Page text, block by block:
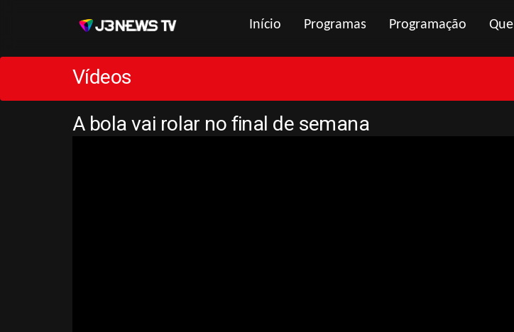
Início Programas Programação
Vídeos
A bola vai rolar no final de semana